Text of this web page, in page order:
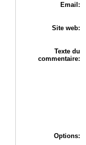
Email:
Site web:
Texte du
commentaire:
Options: